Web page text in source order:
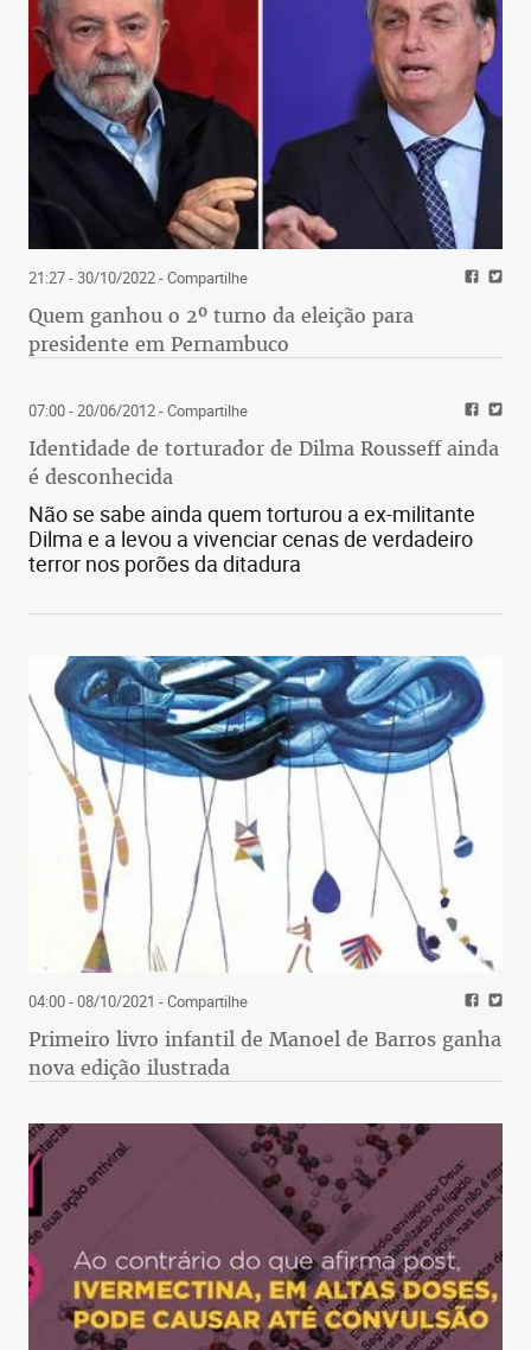
21:27 - 30/10/2022- Compartilhe
Quem ganhou o 2º turno da eleição para
presidente em Pernambuco
07:00 - 20/06/2012- Compartilhe
Identidade de torturador de Dilma Rousseff ainda
é desconhecida
Não se sabe ainda quem torturou a ex-militante
Dilma e a levou a vivenciar cenas de verdadeiro
terror nos porões da ditadura
04:00 - 08/10/2021 - Compartilhe
Primeiro livro infantil de Manoel de Barros ganha
nova edição ilustrada